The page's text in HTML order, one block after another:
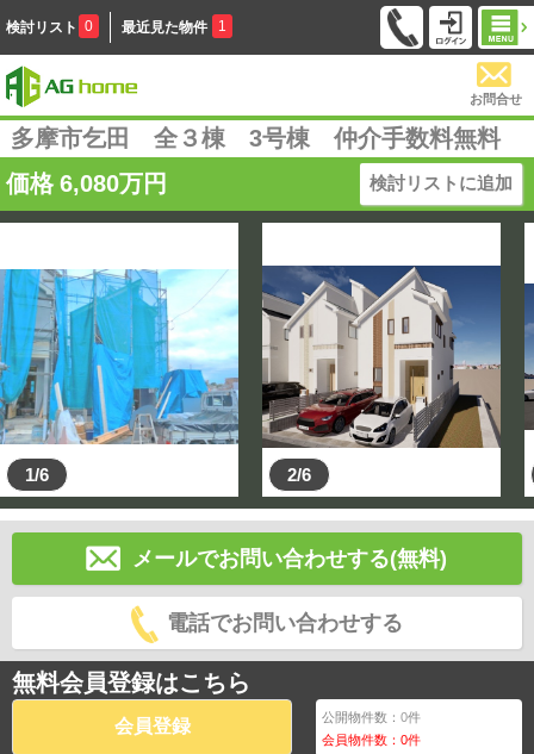
検討リスト 0 最近見た物件 1
お問合せ
多摩市乞田 全３棟 3号棟 仲介手数料無料
価格 6,080万円 検討リストに追加
1/6 2/6
メールでお問い合わせする(無料)
電話でお問い合わせする
無料会員登録はこちら
会員登録 公開物件数：0件
会員物件数：0件